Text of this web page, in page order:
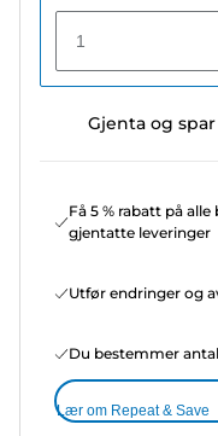
1
Gjenta og spar
Få 5 % rabatt på
gjentatte leveringer
Utfør endringer og
Du bestemmer
Lær om Repeat & Save